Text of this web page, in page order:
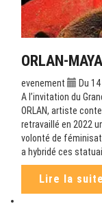
ORLAN-
evenement
Du
A l’invitation du
ORLAN, artiste
retravaillé en 2022
volonté de
a hybridé ces
Lire la suite